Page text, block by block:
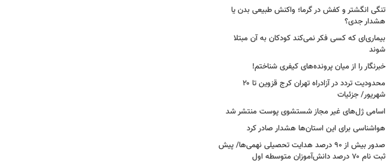
تنگی انگشتر و کفش در گرما؛ واکنش طبیعی بدن یا
هشدار جدی؟
بیماری‌ای که کسی فکر نمی‌کند کودکان به آن مبتلا
شوند
خبرنگار را از میان پرونده‌های کیفری شناختم!
محدودیت تردد در آزادراه تهران کرج قزوین تا ۲۰
شهریور/ جزئیات
اسامی ژل‌های غیر مجاز شستشوی پوست منتشر شد
هواشناسی برای این استان‌ها هشدار صادر کرد
صدور بیش از ۹۰ درصد هدایت تحصیلی نهمی‌ها/ پیش
ثبت نام ۷۰ درصد دانش‌آموزان متوسطه اول